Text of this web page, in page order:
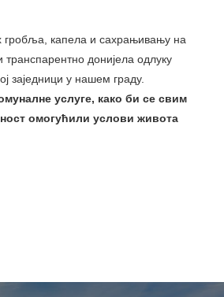
гробља, капела и сахрањивању на
донијела одлуку
заједници у нашем граду.
услуге, како би се свим
омогућили услови живота